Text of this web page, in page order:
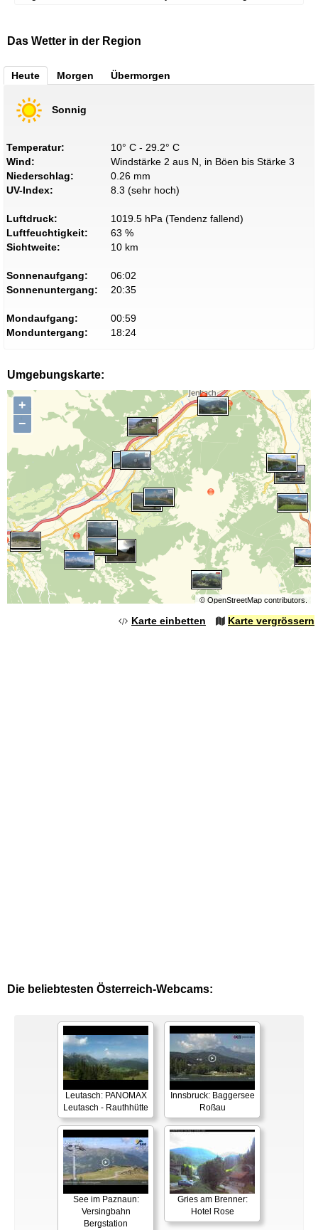
Das Wetter in der Region
Heute Morgen Übermorgen
Sonnig
Temperatur:
10° C - 29.2° C
Wind:
Windstärke 2 aus N, in Böen bis Stärke 3
Niederschlag:
0.26 mm
UV-Index:
8.3 (sehr hoch)
Luftdruck:
1019.5 hPa (Tendenz fallend)
Luftfeuchtigkeit:
63 %
Sichtweite:
10 km
Sonnenaufgang:
06:02
Sonnenuntergang:
20:35
Mondaufgang:
00:59
Monduntergang:
18:24
Umgebungskarte:
+
−
© OpenStreetMapcontributors.
Karte einbetten Karte vergrössern
Die beliebtesten Österreich-Webcams:
Leutasch: PANOMAX
Leutasch - Rauthhütte
Innsbruck: Baggersee
Roßau
See im Paznaun:
Versingbahn
Bergstation
Gries am Brenner:
Hotel Rose